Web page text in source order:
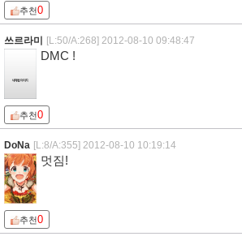
추천0
쓰르라미 [L:50/A:268] 2012-08-10 09:48:47
DMC !
추천0
DoNa [L:8/A:355] 2012-08-10 10:19:14
멋짐!
추천0